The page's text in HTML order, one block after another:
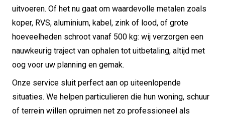
uitvoeren. Of het nu gaat om waardevolle metalen zoals
koper, RVS, aluminium, kabel, zink of lood, of grote
hoeveelheden schroot vanaf 500 kg: wij verzorgen een
nauwkeurig traject van ophalen tot uitbetaling, altijd met
oog voor uw planning en gemak.
Onze service sluit perfect aan op uiteenlopende
situaties. We helpen particulieren die hun woning, schuur
of terrein willen opruimen net zo professioneel als